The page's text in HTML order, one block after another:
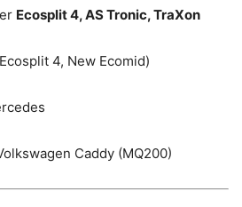
Ecosplit 4, AS Tronic, TraXon
4, New Ecomid)
Caddy (MQ200)